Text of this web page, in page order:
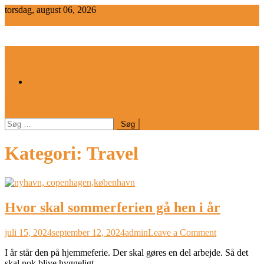
Skip
torsdag, august 06, 2026
Søg
efter:
Kategori: Travel
Hvor skal sommerferien gå hen i år
juli 15, 2024september 12, 2024adminLeave a Commenton
skal
I år står den på hjemmeferie. Der skal gøres en del arbejde. Så det